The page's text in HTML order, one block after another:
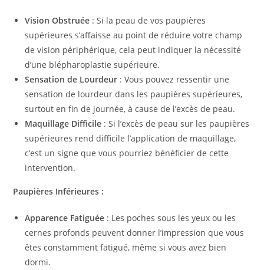
Vision Obstruée : Si la peau de vos paupières
supérieures s’affaisse au point de réduire votre champ
de vision périphérique, cela peut indiquer la nécessité
d’une blépharoplastie supérieure.
Sensation de Lourdeur : Vous pouvez ressentir une
sensation de lourdeur dans les paupières supérieures,
surtout en fin de journée, à cause de l’excès de peau.
Maquillage Difficile : Si l’excès de peau sur les paupières
supérieures rend difficile l’application de maquillage,
c’est un signe que vous pourriez bénéficier de cette
intervention.
Paupières Inférieures :
Apparence Fatiguée : Les poches sous les yeux ou les
cernes profonds peuvent donner l’impression que vous
êtes constamment fatigué, même si vous avez bien
dormi.